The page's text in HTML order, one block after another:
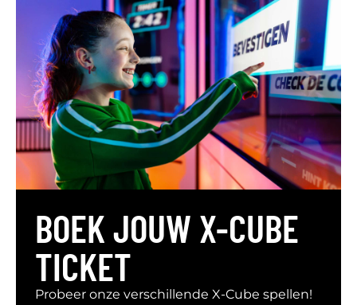
BOEK JOUW X-CUBE
TICKET
Probeer onze verschillende X-Cube spellen!